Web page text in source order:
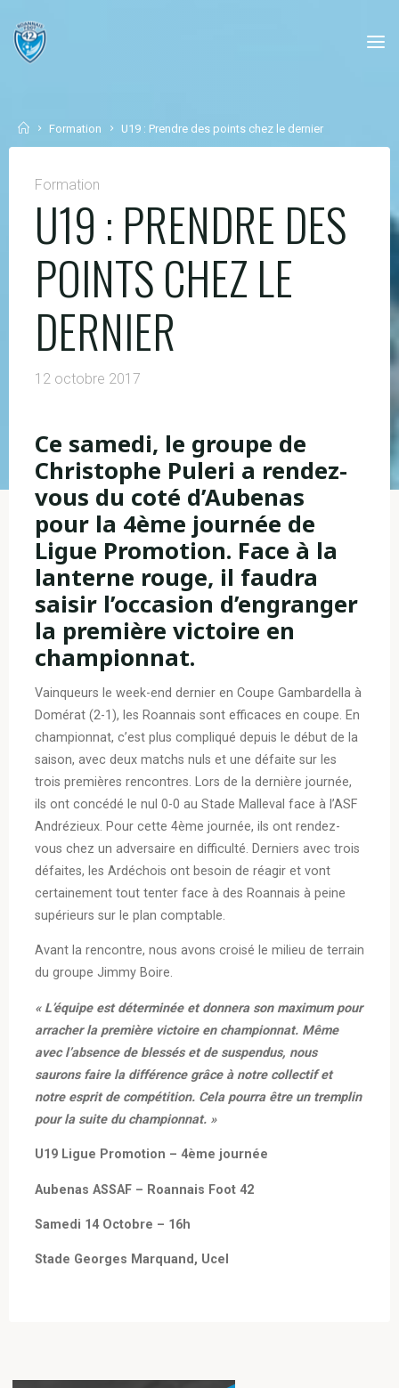
content
HomeFormation U19 : Prendre des points chez le dernier
Formation
U19 : PRENDRE DES
POINTS CHEZ LE
DERNIER
12 octobre 2017
Ce samedi, le groupe de
Christophe Puleri a rendez-
vous du coté d’Aubenas
pour la 4ème journée de
Ligue Promotion. Face à la
lanterne rouge, il faudra
saisir l’occasion d’engranger
la première victoire en
championnat.
Vainqueurs le week-end dernier en Coupe Gambardella à
Domérat (2-1), les Roannais sont efficaces en coupe. En
championnat, c’est plus compliqué depuis le début de la
saison, avec deux matchs nuls et une défaite sur les
trois premières rencontres. Lors de la dernière journée,
ils ont concédé le nul 0-0 au Stade Malleval face à l’ASF
Andrézieux. Pour cette 4ème journée, ils ont rendez-
vous chez un adversaire en difficulté. Derniers avec trois
défaites, les Ardéchois ont besoin de réagir et vont
certainement tout tenter face à des Roannais à peine
supérieurs sur le plan comptable.
Avant la rencontre, nous avons croisé le milieu de terrain
du groupe Jimmy Boire.
« L’équipe est déterminée et donnera son maximum pour
arracher la première victoire en championnat. Même
avec l’absence de blessés et de suspendus, nous
saurons faire la différence grâce à notre collectif et
notre esprit de compétition. Cela pourra être un tremplin
pour la suite du championnat. »
U19 Ligue Promotion – 4ème journée
Aubenas ASSAF – Roannais Foot 42
Samedi 14 Octobre – 16h
Stade Georges Marquand, Ucel